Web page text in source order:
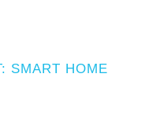
SMART HOME